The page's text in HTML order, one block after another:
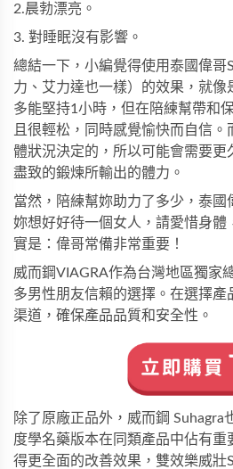
2.晨勃漂亮。
3. 對睡眠沒有影響。
總結一下，小編覺得使用泰國偉哥
力、艾力達也一樣）的效果，就像
多能堅持1小時，但在陪練幫帶和
且很輕松，同時感覺愉快而自信
體狀況決定的，所以可能會需要更
盡致的鍛煉所輸出的體力。
當然，陪練幫妳助力了多少，泰國
妳想好好待一個女人，請愛惜身體
實是：偉哥常備非常重要！
威而鋼VIAGRA作為台灣地區獨家
多男性朋友信賴的選擇。在選擇
渠道，確保產品品質和安全性。
除了原廠正品外， 威而鋼 Suhagra
度學名藥版本在同類產品中佔有重
得更全面的改善效果， 雙效樂威壯